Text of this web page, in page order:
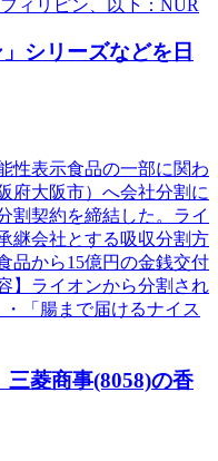
フィリピン、以下：NUR
シリーズなどを日
性表示食品の一部に関わ
府大阪市）へ会社分割に
割契約を締結した。ライ
継会社とする吸収分割方
品から15億円の金銭交付
】ライオンから分割され
「腸まで届けるナイス
三菱商事(8058)の香